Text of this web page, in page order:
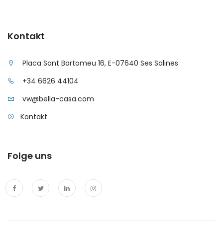
Kontakt
Placa Sant Bartomeu 16, E-07640 Ses Salines
+34 6626 44104
vw@bella-casa.com
Kontakt
Folge uns